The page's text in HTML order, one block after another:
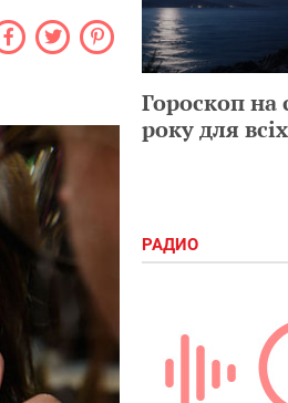
Гороскоп на
року для
РАДИО